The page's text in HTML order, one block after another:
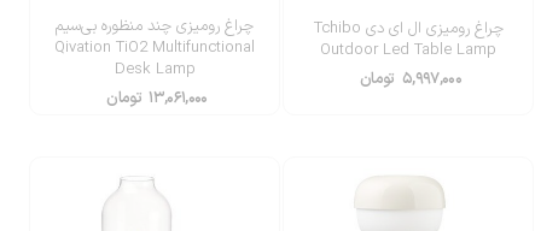
چراغ رومیزی ال ای دی Tchibo
Outdoor Led Table Lamp
۵,۹۹۷,۰۰۰ تومان
چراغ رومیزی چند منظوره بی‌سیم
Qivation TiO2 Multifunctional
Desk Lamp
۱۳,۰۶۱,۰۰۰ تومان